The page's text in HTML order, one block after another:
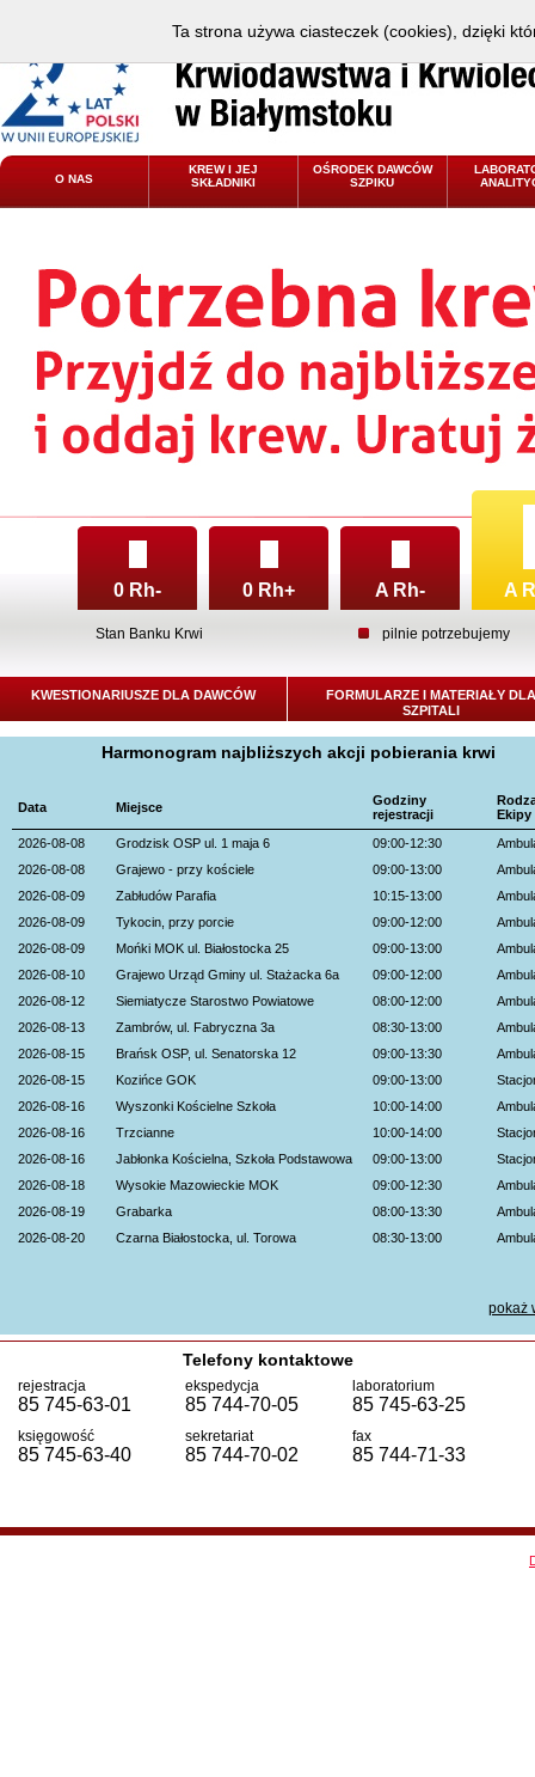
O NAS
KREW I JEJ
SKŁADNIKI
OŚRODEK DAWCÓW
SZPIKU
0 Rh- 0 Rh+ A Rh- A
Stan Banku Krwi pilnie potrzebujemy
KWESTIONARIUSZE DLA DAWCÓW
FORMULARZE I MATERIAŁY DLA
SZPITALI
Harmonogram najbliższych akcji pobierania krwi
Data Miejsce
Godziny
rejestracji
Ekipy
2026-08-08
Grodzisk OSP ul. 1 maja 6 09:00-12:30
2026-08-08
Grajewo - przy kościele 09:00-13:00
2026-08-09
Zabłudów Parafia 10:15-13:00
2026-08-09
Tykocin, przy porcie 09:00-12:00
2026-08-09
Mońki MOK ul. Białostocka 25 09:00-13:00
2026-08-10
Grajewo Urząd Gminy ul. Stażacka 6a 09:00-12:00
2026-08-12
Siemiatycze Starostwo Powiatowe 08:00-12:00
2026-08-13
Zambrów, ul. Fabryczna 3a 08:30-13:00
2026-08-15
Brańsk OSP, ul. Senatorska 12 09:00-13:30
2026-08-15
Kozińce GOK 09:00-13:00
2026-08-16
Wyszonki Kościelne Szkoła 10:00-14:00
2026-08-16
Trzcianne 10:00-14:00
2026-08-16
Jabłonka Kościelna, Szkoła Podstawowa 09:00-13:00
2026-08-18
Wysokie Mazowieckie MOK 09:00-12:30
2026-08-19
Grabarka 08:00-13:30
2026-08-20
Czarna Białostocka, ul. Torowa 08:30-13:00
Siemiatycze Starostwo Powiatowe
2026-08-27
Zambrów, ul. Fabryczna 3a 08:30-13:00
pokaż
Telefony kontaktowe
rejestracja
85 745-63-01
ekspedycja
85 744-70-05
laboratorium
85 745-63-25
księgowość
85 745-63-40
sekretariat
85 744-70-02
fax
85 744-71-33
Ta strona używa ciasteczek (cookies), dzięki